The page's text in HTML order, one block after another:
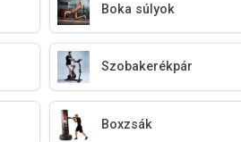
Boka súlyok
Szobakerékpár
Boxzsák